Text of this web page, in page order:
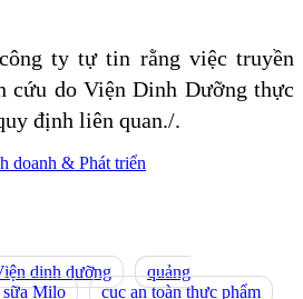
ty tự tin rằng việc truyền
cứu do Viện Dinh Dưỡng thực
định liên quan./.
doanh & Phát triển
dinh dưỡng
quảng
sữa Milo cục an toàn thực phẩm